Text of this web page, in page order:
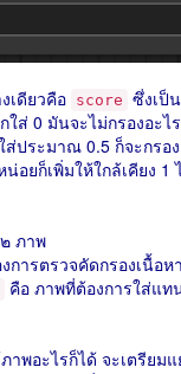
เดียวคือ score ซึ่งเป็
ใส่ 0 มันจะไม่กรองอะ
ประมาณ 0.5 ก็จะกรอ
อยก็เพิ่มให้ใกล้เคียง 1
ภาพ
การตรวจคัดกรองเนื้อหา
คือ ภาพที่ต้องการใส่แท
พอะไรก็ได้ จะเตรียม